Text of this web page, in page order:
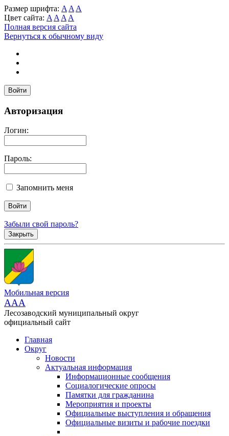
Размер шрифта: A A A
Цвет сайта: A A A A
Полная версия сайта
Вернуться к обычному виду
Войти
Авторизация
Логин:
Пароль:
Запомнить меня
Забыли свой пароль?
Закрыть
Мобильная версия
AAA
Лесозаводский муниципальный округ
официальный сайт
Главная
Округ
Новости
Актуальная информация
Информационные сообщения
Социалогические опросы
Памятки для гражданина
Мероприятия и проекты
Официальные выступления и обращения
Официальные визиты и рабочие поездки